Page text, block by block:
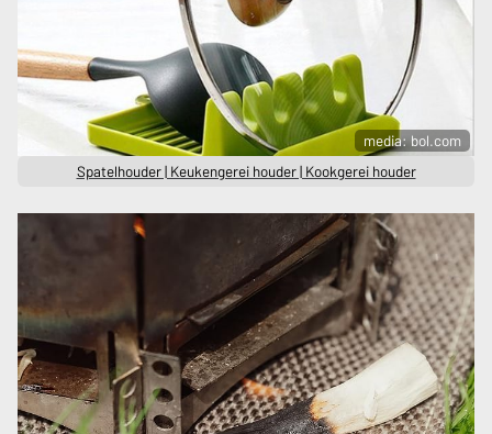
media: bol.com
Spatelhouder | Keukengerei houder | Kookgerei houder